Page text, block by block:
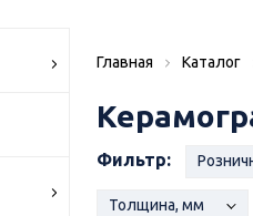
Главная Каталог
Фильтр:
Толщина, мм